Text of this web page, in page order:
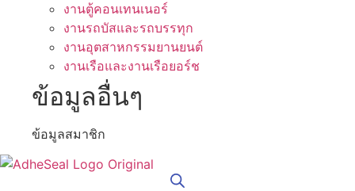
งานตู้คอนเทนเนอร์
งานรถบัสและรถบรรทุก
งานอุตสาหกรรมยานยนต์
งานเรือและงานเรือยอร์ช
ข้อมูลอื่นๆ
ข้อมูลสมาชิก